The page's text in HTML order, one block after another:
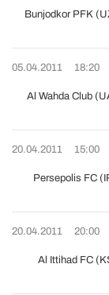
Bunjodkor PFK
05.04.2011 18:20
Al Wahda Club
20.04.2011 15:00
Persepolis FC
20.04.2011 20:00
Al Ittihad FC